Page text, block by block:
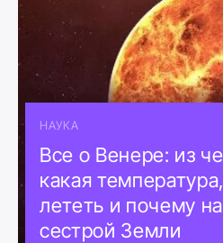
НАУКА
Все о Венере: из
какая
лететь и почему
сестрой Земли